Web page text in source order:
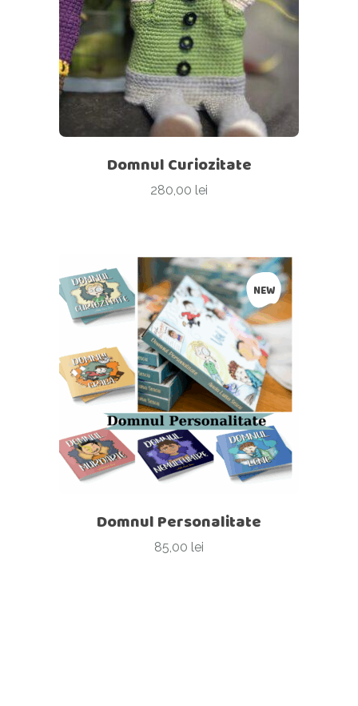
Domnul Curiozitate
280,00 lei
NEW
Domnul Personalitate
85,00 lei